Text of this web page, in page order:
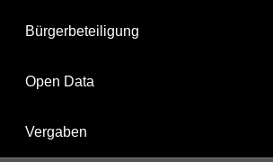
Bürgerbeteiligung
Open Data
Vergaben